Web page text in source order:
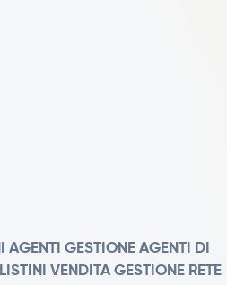
AGENTI GESTIONE AGENTI DI
VENDITA GESTIONE RETE